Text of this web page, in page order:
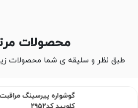
محصولات
طبق نظر و سلیقه ی شما محصولات
گوشواره پیرسینگ مراقبت
کلویید کد۲۹۵۲